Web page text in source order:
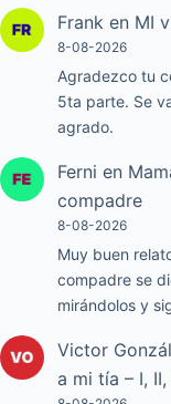
Frank en MI
8-08-2026
Agradezco tu
5ta parte. Se
agrado.
Ferni en
compadre
8-08-2026
Muy buen
compadre se
mirándolos y
Victor
a mi tía – I, II,